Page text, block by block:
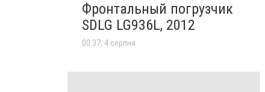
Фронтальный погрузчик
SDLG LG936L, 2012
00:37, 4 серпня